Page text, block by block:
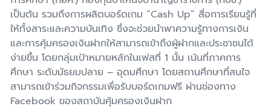
เป็นต้น รวมถึงการผลิตบอร์ดเกม “Cash Up” สื่อการเรียนรู้ที่
ให้ทั้งสาระและความบันเทิง ซึ่งจะช่วยนำพาความรู้ทางการเงิน
และการคุ้มครองเงินฝากให้สามารถเข้าถึงผู้ฝากและประชาชนได้
ง่ายขึ้น โดยกลุ่มเป้าหมายหลักในเฟสที่ 1 นั้น เน้นที่ภาคการ
ศึกษา ระดับมัธยมปลาย – อุดมศึกษา โดยสถานศึกษาที่สนใจ
สามารถเข้าร่วมกิจกรรมเพื่อรับบอร์ดเกมฟรี ผ่านช่องทาง
Facebook ของสถาบันคุ้มครองเงินฝาก